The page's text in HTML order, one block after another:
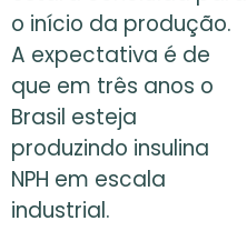
o início da produção.
A expectativa é de
que em três anos o
Brasil esteja
produzindo insulina
NPH em escala
industrial.